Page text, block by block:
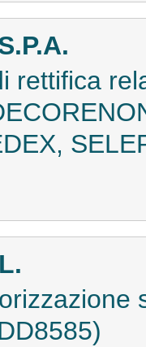
rettifica